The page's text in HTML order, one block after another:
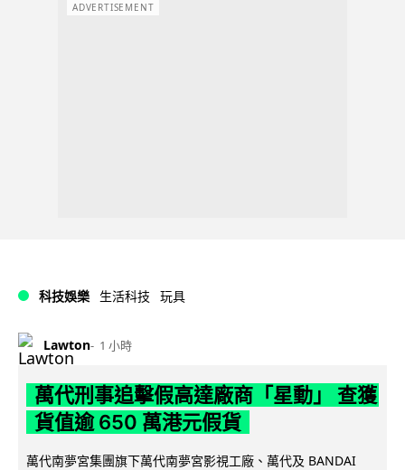
ADVERTISEMENT
科技娛樂 生活科技 玩具
Lawton 1 小時
萬代刑事追擊假高達廠商「星動」 查獲
貨值逾 650 萬港元假貨
萬代南夢宮集團旗下萬代南夢宮影視工廠、萬代及 BANDAI